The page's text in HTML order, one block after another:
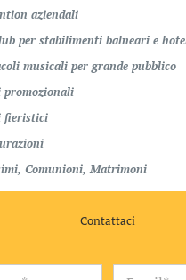
aziendali
per stabilimenti balneari e
musicali per grande pubblico
promozionali
fieristici
Comunioni, Matrimoni
Contattaci
E